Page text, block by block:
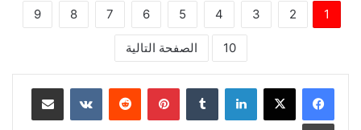
1
2
3
4
5
6
7
8
9
10 الصفحة التالية
لينكدإن بينتيريست مشاركة عبر البريد
طباعة